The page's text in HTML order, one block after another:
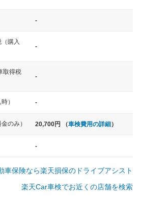
クラウン、アルファード、フォレ
カD:5 など
-
購入
-
取得税
-
） -
のみ） 20,700円 （車検費用の詳細）
-
車保険なら楽天損保のドライブアシスト
楽天Car車検でお近くの店舗を検索